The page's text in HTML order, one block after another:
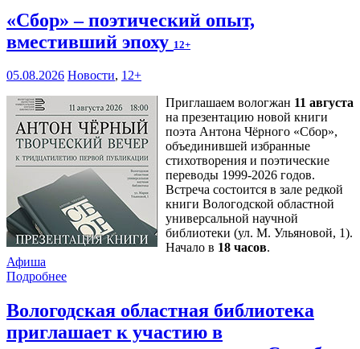
«Сбор» – поэтический опыт,
вместивший эпоху 12+
05.08.2026 Новости, 12+
Приглашаем вологжан 11 августа
на презентацию новой книги
поэта Антона Чёрного «Сбор»,
объединившей избранные
стихотворения и поэтические
переводы 1999-2026 годов.
Встреча состоится в зале редкой
книги Вологодской областной
универсальной научной
библиотеки (ул. М. Ульяновой, 1).
Начало в 18 часов.
Афиша
Подробнее
Вологодская областная библиотека
приглашает к участию в